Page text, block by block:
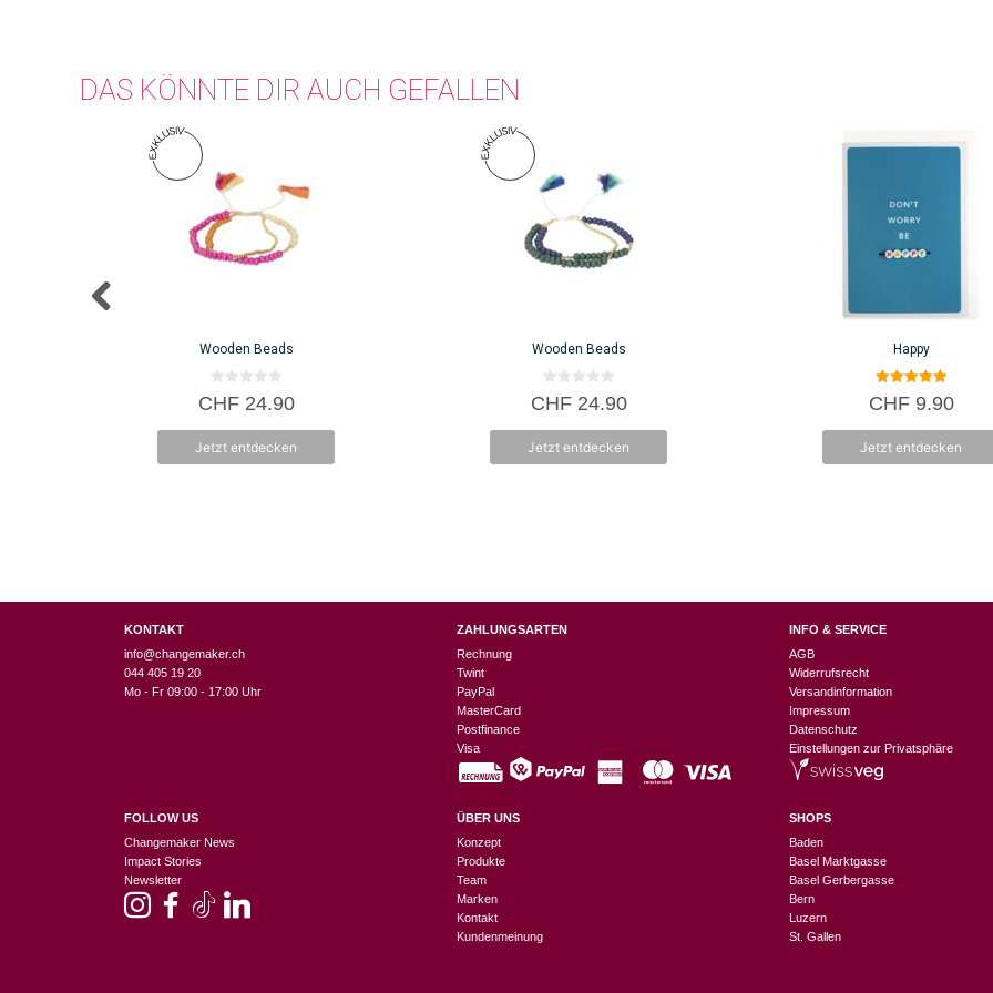
DAS KÖNNTE DIR AUCH GEFALLEN
Wooden Beads
0
v
5
CHF24.90
Jetzt entdecken
Wooden Beads
0
v
5
CHF24.90
Jetzt entdecken
Happy
5.00
von 5
CHF9.90
Jetzt entdecken
KONTAKT
info@changemaker.ch
044 405 19 20
Mo - Fr 09:00 - 17:00 Uhr
FOLLOW US
Changemaker News
Impact Stories
Newsletter
ZAHLUNGSARTEN
Rechnung
Twint
PayPal
MasterCard
Postfinance
Visa
ÜBER UNS
Konzept
Produkte
Team
Marken
Kontakt
Kundenmeinung
INFO & SERVICE
AGB
Widerrufsrecht
Versandinformation
Impressum
Datenschutz
Einstellungen zur Privatsphäre
SHOPS
Baden
Basel Marktgasse
Basel Gerbergasse
Bern
Luzern
St. Gallen